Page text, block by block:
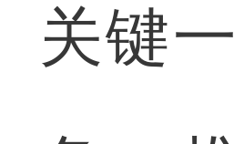
关键